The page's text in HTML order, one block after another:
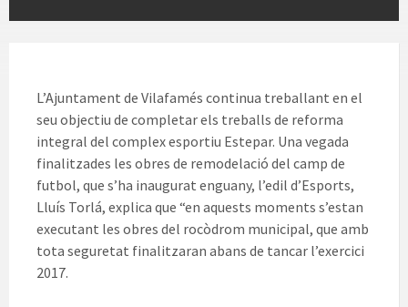
L’Ajuntament de Vilafamés continua treballant en el
seu objectiu de completar els treballs de reforma
integral del complex esportiu Estepar. Una vegada
finalitzades les obres de remodelació del camp de
futbol, que s’ha inaugurat enguany, l’edil d’Esports,
Lluís Torlá, explica que “en aquests moments s’estan
executant les obres del rocòdrom municipal, que amb
tota seguretat finalitzaran abans de tancar l’exercici
2017.